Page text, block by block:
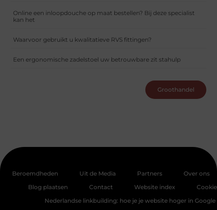
Online een inloopdouche op maat bestellen? Bij deze specialist
kan het
Waarvoor gebruikt u kwalitatieve RVS fittingen?
Een ergonomische zadelstoel uw betrouwbare zit stahulp
Groothandel
Beroemdheden Uit de Media Partners
Over ons
Blog plaatsen
Contact Website index
Nederlandse linkbuilding: hoe je je website hoger in